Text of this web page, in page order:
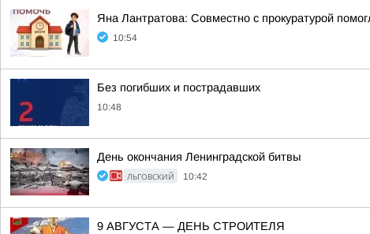
Яна Лантратова: Совместно с прокуратурой
10:54
Без погибших и пострадавших
10:48
День окончания Ленинградской битвы
ЛЬГОВСКИЙ 10:42
9 АВГУСТА — ДЕНЬ СТРОИТЕЛЯ